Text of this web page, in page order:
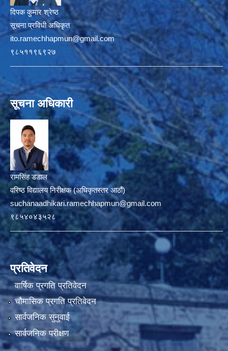
दिपक कुमार श्रेष्ठ
सूचना प्रविधी अधिकृत
ito.ramechhapmun@gmail.com
९८५११९६९२७
सूचना अधिकारी
रामसिंह डडाल
वरिष्ठ विद्यालय निरीक्षक (अधिकृतस्तर आठौं)
suchanaadhikari.ramechhapmun@gmail.com
९८५४०४३५२८
प्रतिवेदन
वार्षिक प्रगति प्रतिवेदन
चौमासिक प्रगति प्रतिवेदन
सार्वजनिक सुनुवाई
सार्वजनिक परीक्षण